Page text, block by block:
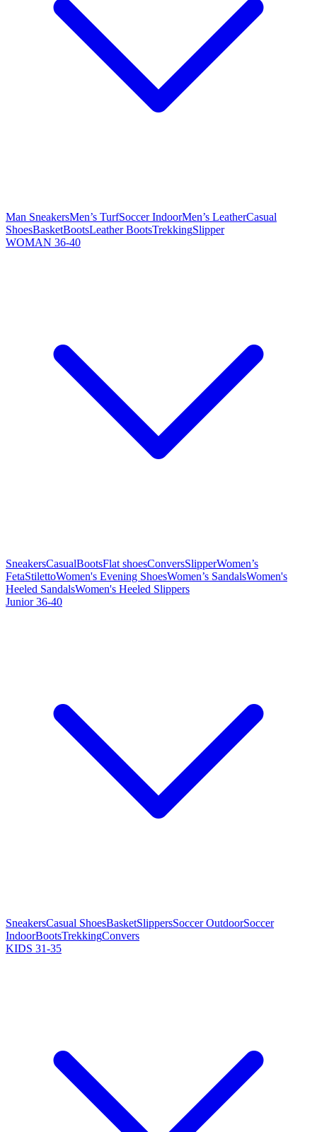
Man SneakersMen’s TurfSoccer IndoorMen’s LeatherCasual
ShoesBasketBootsLeather BootsTrekkingSlipper
WOMAN 36-40
SneakersCasualBootsFlat shoesConversSlipperWomen’s
FetaStilettoWomen's Evening ShoesWomen’s SandalsWomen's
Heeled SandalsWomen's Heeled Slippers
Junior 36-40
SneakersCasual ShoesBasketSlippersSoccer OutdoorSoccer
IndoorBootsTrekkingConvers
KIDS 31-35